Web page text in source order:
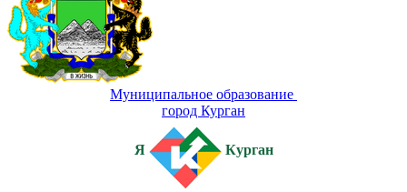
Муниципальное образование
город Курган
Я Курган